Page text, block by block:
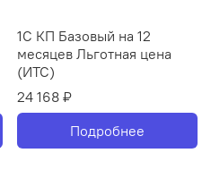
1С КП Базовый на 12
месяцев Льготная цена
(ИТС)
24 168 ₽
Подробнее